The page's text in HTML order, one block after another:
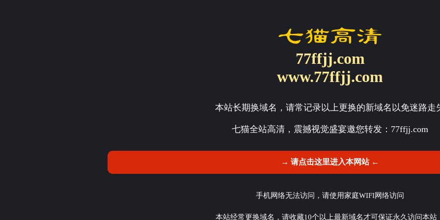
77ffjj.com
www.77ffjj.com
本站长期换域名，请常记录以上更换的新域名以免迷路走
七猫全站高清，震撼视觉盛宴邀您转发： 77ffjj.com
→ 请点击这里进入本网站 ←
手机网络无法访问，请使用家庭WIFI网络访问
本站经常更换域名，请收藏10个以上最新域名才可保证永久访问本站